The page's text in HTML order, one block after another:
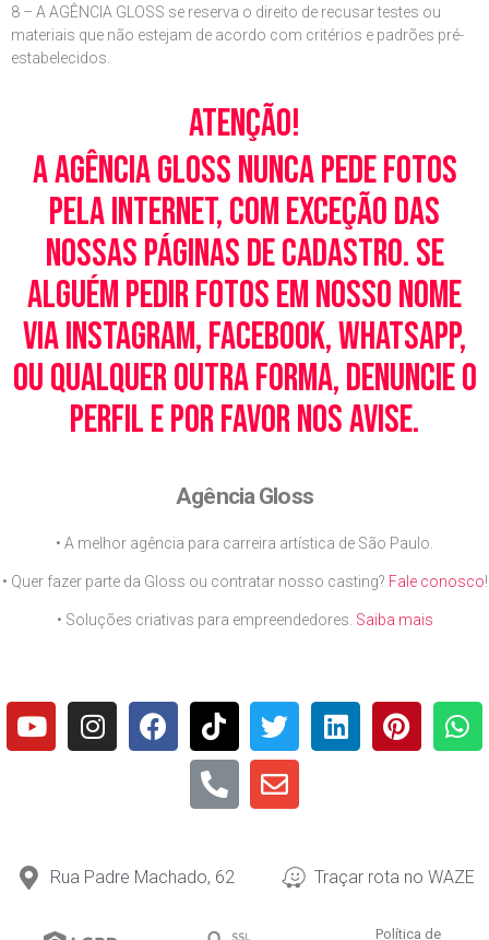
8 – A AGÊNCIA GLOSS se reserva o direito de recusar testes ou
materiais que não estejam de acordo com critérios e padrões pré-
estabelecidos.
Atenção!
A Agência Gloss nunca pede fotos
pela Internet, com exceção das
nossas páginas de cadastro. Se
alguém pedir fotos em nosso nome
via Instagram, Facebook, WhatsApp,
ou qualquer outra forma, denuncie o
perfil e por favor nos avise.
Agência Gloss
• A melhor agência para carreira artística de São Paulo.
• Quer fazer parte da Gloss ou contratar nosso casting? Fale conosco!
• Soluções criativas para empreendedores. Saiba mais
Rua Padre Machado, 62 Traçar rota no WAZE
Política de